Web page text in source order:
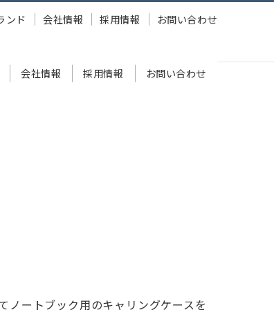
会社情報 採用情報 お問い合わせ
ンド 会社情報 採用情報 お問い合わせ
ノートブック用のキャリングケースを